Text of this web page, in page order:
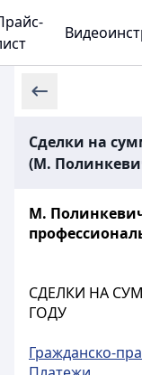
Сделки на
(М.
М.
СДЕЛКИ НА
ГОДУ
Гражданско-